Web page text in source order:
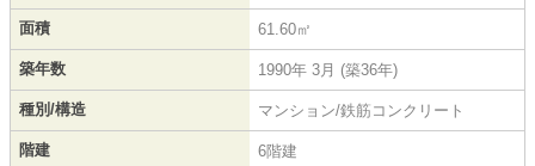
面積 61.60㎡
築年数 1990年 3月 (築36年)
種別/構造 マンション/鉄筋コンクリート
階建 6階建